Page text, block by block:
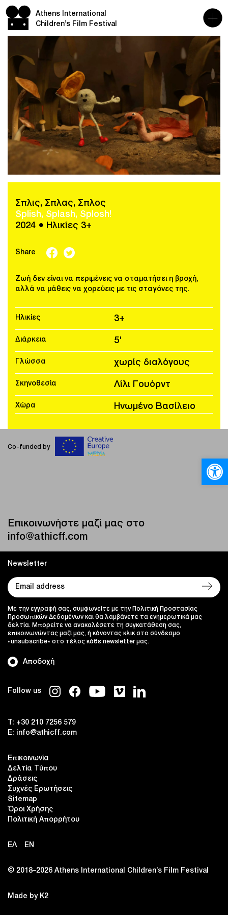
Athens International
Children’s Film Festival
Σπλις, Σπλας, Σπλος
Splish, Splash, Splosh!
2024 ● Ηλικίες 3+
Share
Zωή δεν είναι να περιμένεις να σταματήσει η βροχή,
αλλά να μάθεις να χορεύεις με τις σταγόνες της.
Ηλικίες 3+
Διάρκεια 5'
Γλώσσα χωρίς διαλόγους
Σκηνοθεσία Λίλι Γουόρντ
Χώρα Ηνωμένο Βασίλειο
Co-funded by
Επικοινωνήστε μαζί μας στο
info@athicff.com
Follow us
T: +30 210 7256 579
E: info@athicff.com
Επικοινωνία
Δελτία Τύπου
Δράσεις
Συχνές Ερωτήσεις
Sitemap
Όροι Χρήσης
Πολιτική Απορρήτου
ΕΛ EN
Newsletter
Αποδοχή
Με την εγγραφή σας, συμφωνείτε με την Πολιτική Προστασίας
Προσωπικών Δεδομένων και θα λαμβάνετε τα ενημερωτικά μας
δελτία. Μπορείτε να ανακαλέσετε τη συγκατάθεση σας,
επικοινωνώντας μαζί μας, ή κάνοντας κλικ στο σύνδεσμο
«unsubscribe» στο τέλος κάθε newsletter μας.
© 2018–2026 Αthens International Children’s Film Festival
Made by K2